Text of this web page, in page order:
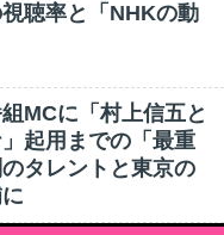
聴率と「NHKの動
MCに「村上信五と
起用までの「最重
タレントと東京の